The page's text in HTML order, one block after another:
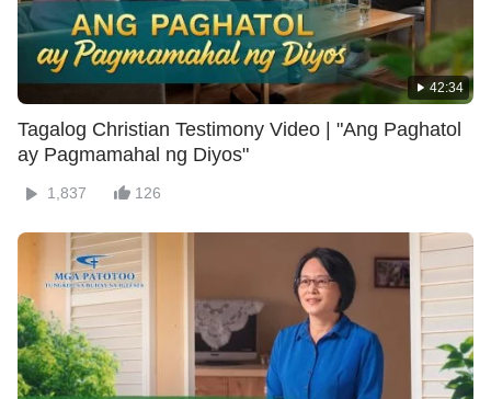
42:34
Tagalog Christian Testimony Video | "Ang Paghatol
ay Pagmamahal ng Diyos"
1,837 126